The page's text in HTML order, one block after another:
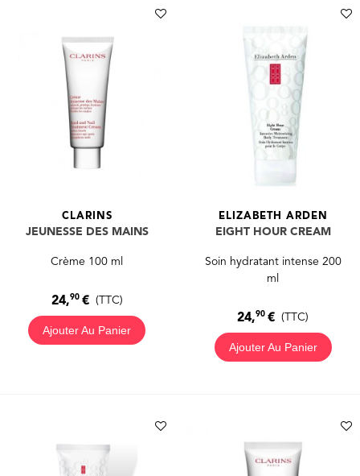
CLARINS
JEUNESSE DES MAINS
Crème 100 ml
24,90 € (TTC)
Ajouter Au Panier
ELIZABETH ARDEN
EIGHT HOUR CREAM
Soin hydratant intense 200
ml
24,90€ (TTC)
Ajouter Au Panier